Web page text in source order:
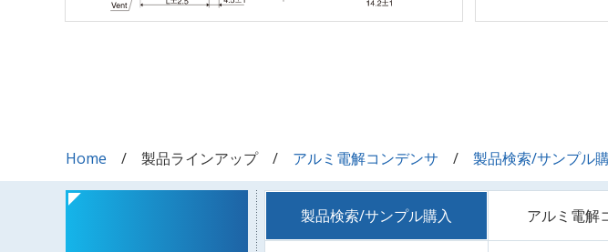
Home 製品ラインアップ アルミ電解コンデンサ 製品検索/サンプル
製品検索/サンプル購入 アルミ電解